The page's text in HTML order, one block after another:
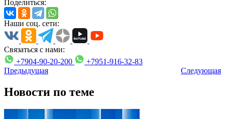
Поделиться:
Наши соц. сети:
Связаться с нами:
+7904-90-20-200
+7951-916-32-83
Предыдущая
Следующая
Новости по теме